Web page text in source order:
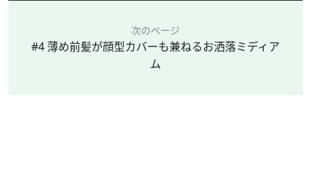
次のページ
#4 薄め前髪が顔型カバーも兼ねるお洒落ミディア
ム